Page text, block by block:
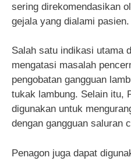
sering direkomendasikan
gejala yang dialami pasien.
Salah satu indikasi utama
mengatasi masalah
pengobatan gangguan
tukak lambung. Selain itu,
digunakan untuk
dengan gangguan saluran
Penagon juga dapat